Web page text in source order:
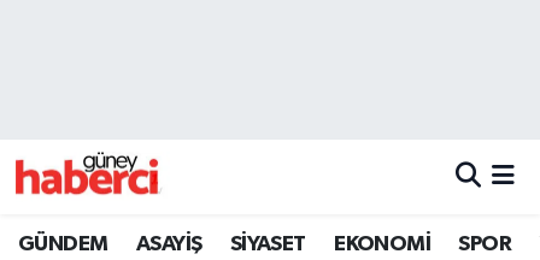
GÜNDEM ASAYİŞ SİYASET EKONOMİ SPOR
Beyoğlu Trafik Yoğunluk Haritası